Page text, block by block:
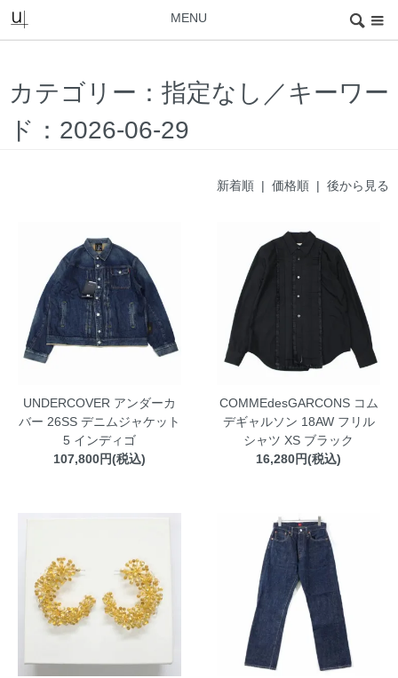
MENU
カテゴリー：指定なし／キーワー
ド：2026-06-29
新着順 | 価格順 | 後から見る
UNDERCOVER アンダーカ
バー 26SS デニムジャケット
5 インディゴ
107,800円(税込)
COMMEdesGARCONS コム
デギャルソン 18AW フリル
シャツ XS ブラック
16,280円(税込)